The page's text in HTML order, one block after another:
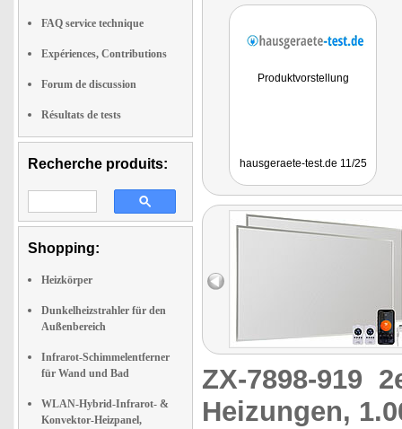
FAQ service technique
Expériences, Contributions
Forum de discussion
Résultats de tests
Recherche produits:
Shopping:
Heizkörper
Dunkelheizstrahler für den
Außenbereich
Infrarot-Schimmelentferner
für Wand und Bad
WLAN-Hybrid-Infrarot- &
Konvektor-Heizpanel,
Produktvorstellung
hausgeraete-test.de 11/25
ZX-7898-919
Heizungen,